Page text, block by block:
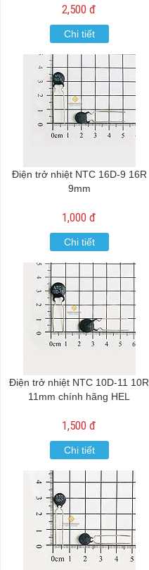
2,500 đ
Chi tiết
Điện trở nhiệt NTC 16D-9 16R
9mm
1,000 đ
Chi tiết
Điện trở nhiệt NTC 10D-11 10R
11mm chính hãng HEL
1,500 đ
Chi tiết